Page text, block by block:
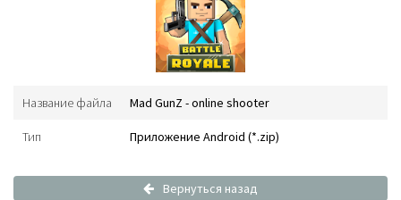
Название файла Mad GunZ - online shooter
Тип Приложение Android (*.zip)
Вернуться назад